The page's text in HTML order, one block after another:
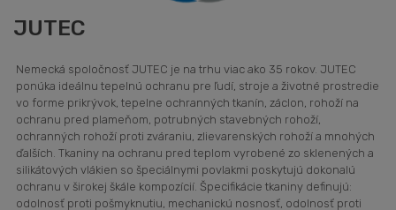
JUTEC
Nemecká spoločnosť JUTEC je na trhu viac ako 35 rokov. JUTEC
ponúka ideálnu tepelnú ochranu pre ľudí, stroje a životné prostredie
vo forme prikrývok, tepelne ochranných tkanín, záclon, rohoží na
ochranu pred plameňom, potrubných stavebných rohoží,
ochranných rohoží proti zváraniu, zlievarenských rohoží a mnohých
ďalších. Tkaniny na ochranu pred teplom vyrobené zo sklenených a
silikátových vlákien so špeciálnymi povlakmi poskytujú dokonalú
ochranu v širokej škále kompozícií. Špecifikácie tkaniny definujú:
odolnosť proti pošmyknutiu, mechanickú nosnosť, odolnosť proti